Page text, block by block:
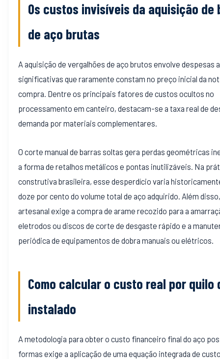
Os custos invisíveis da aquisição de
de aço brutas
A aquisição de vergalhões de aço brutos envolve despesas
significativas que raramente constam no preço inicial da
compra. Dentre os principais fatores de custos ocultos no
processamento em canteiro, destacam-se a taxa real de
demanda por materiais complementares.
O corte manual de barras soltas gera perdas geométricas
a forma de retalhos metálicos e pontas inutilizáveis. Na
construtiva brasileira, esse desperdício varia
doze por cento do volume total de aço adquirido. Além
artesanal exige a compra de arame recozido para a
eletrodos ou discos de corte de desgaste rápido e a
periódica de equipamentos de dobra manuais ou elétricos.
Como calcular o custo real por quilo
instalado
A metodologia para obter o custo financeiro final do aço
formas exige a aplicação de uma equação integrada de